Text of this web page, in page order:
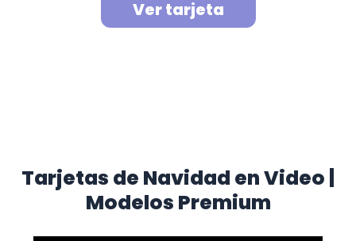
Ver tarjeta
Tarjetas de Navidad en Video |
Modelos Premium